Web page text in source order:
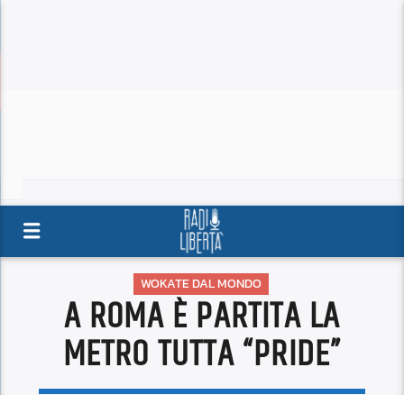
WOKATE DAL MONDO
A ROMA È PARTITA LA
METRO TUTTA “PRIDE”